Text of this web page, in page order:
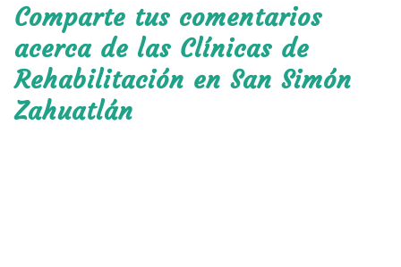
Comparte tus comentarios
acerca de las Clínicas de
Rehabilitación en San Simón
Zahuatlán